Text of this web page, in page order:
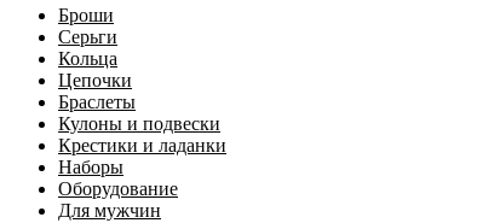
Броши
Серьги
Кольца
Цепочки
Браслеты
Кулоны и подвески
Крестики и ладанки
Наборы
Оборудование
Для мужчин